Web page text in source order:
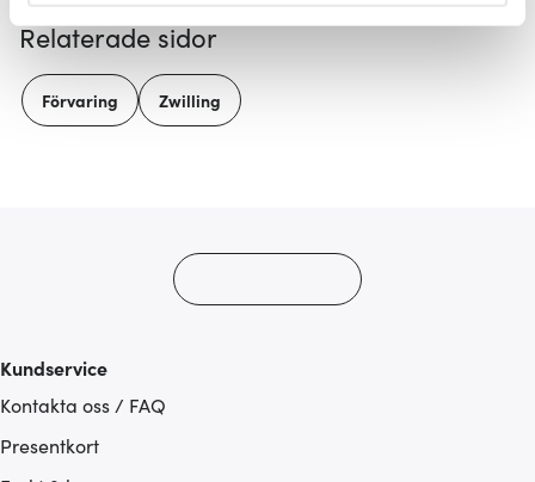
Vi använder cookies för att innehållet och annonserna
ska anpassas efter det som vi tror att du tycker om. Det
gör också att vi kan analysera vår trafik och göra
Relaterade sidor
Förvaring Zwilling
Kundservice
Kontakta oss / FAQ
Presentkort